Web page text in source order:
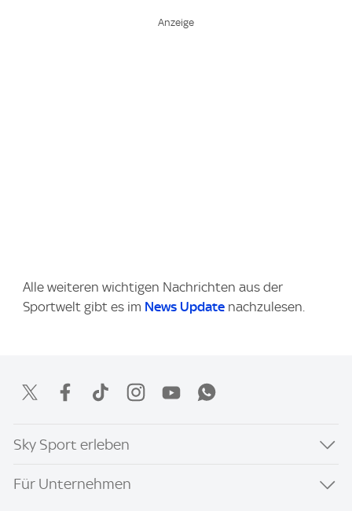
Alle weiteren wichtigen Nachrichten aus der
Sportwelt gibt es im News Update nachzulesen.
Sky Sport erleben
Für Unternehmen